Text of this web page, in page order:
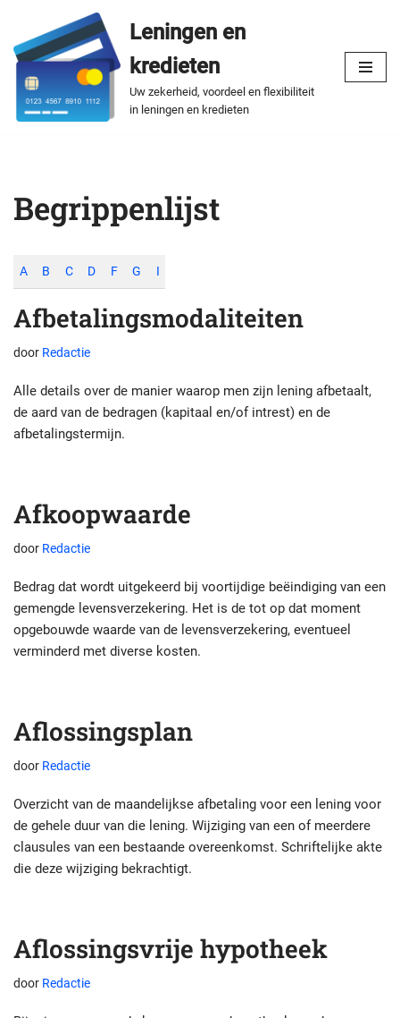
Spring
naar
de
inhoud
Leningen en
kredieten
Uw zekerheid, voordeel en flexibiliteit
in leningen en kredieten
Begrippenlijst
A B C D F G I
Afbetalingsmodaliteiten
door Redactie
Alle details over de manier waarop men zijn lening afbetaalt,
de aard van de bedragen (kapitaal en/of intrest) en de
afbetalingstermijn.
Afkoopwaarde
door Redactie
Bedrag dat wordt uitgekeerd bij voortijdige beëindiging van een
gemengde levensverzekering. Het is de tot op dat moment
opgebouwde waarde van de levensverzekering, eventueel
verminderd met diverse kosten.
Aflossingsplan
door Redactie
Overzicht van de maandelijkse afbetaling voor een lening voor
de gehele duur van die lening. Wijziging van een of meerdere
clausules van een bestaande overeenkomst. Schriftelijke akte
die deze wijziging bekrachtigt.
Aflossingsvrije hypotheek
door Redactie